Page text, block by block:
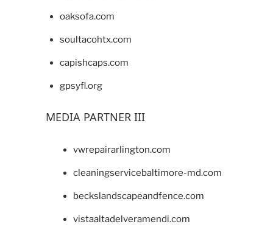
oaksofa.com
soultacohtx.com
capishcaps.com
gpsyfl.org
MEDIA PARTNER III
vwrepairarlington.com
cleaningservicebaltimore-md.com
beckslandscapeandfence.com
vistaaltadelveramendi.com